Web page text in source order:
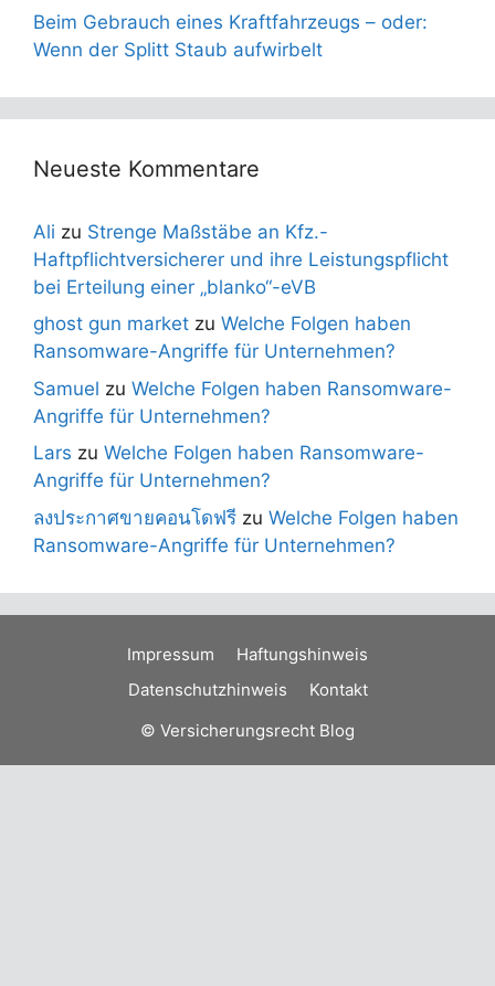
Beim Gebrauch eines Kraftfahrzeugs – oder:
Wenn der Splitt Staub aufwirbelt
Neueste Kommentare
Ali zu Strenge Maßstäbe an Kfz.-
Haftpflichtversicherer und ihre Leistungspflicht
bei Erteilung einer „blanko“-eVB
ghost gun market zu Welche Folgen haben
Ransomware-Angriffe für Unternehmen?
Samuel zu Welche Folgen haben Ransomware-
Angriffe für Unternehmen?
Lars zu Welche Folgen haben Ransomware-
Angriffe für Unternehmen?
ลงประกาศขายคอนโดฟรี zu Welche Folgen haben
Ransomware-Angriffe für Unternehmen?
Impressum
Haftungshinweis
Datenschutzhinweis
Kontakt
© Versicherungsrecht Blog